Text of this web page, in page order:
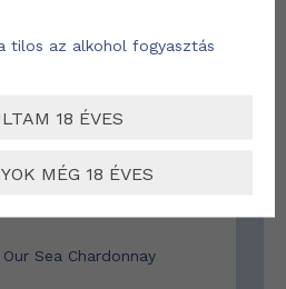
tilos az alkohol fogyasztás
18 ÉVES
MÉG 18 ÉVES